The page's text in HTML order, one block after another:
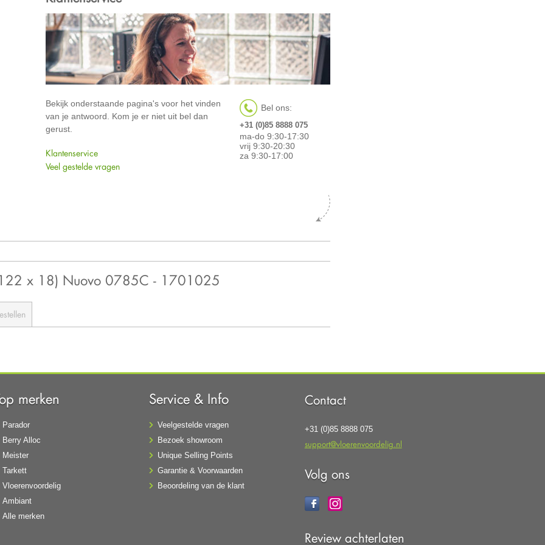
Bekijk onderstaande pagina's voor het vinden
van je antwoord. Kom je er niet uit bel dan
gerust.
Klantenservice
Veel gestelde vragen
Bel ons:
+31 (0)85 8888 075
ma-do 9:30-17:30
vrij 9:30-20:30
za 9:30-17:00
x 18) Nuovo 0785C - 1701025
merken
Parador
Berry Alloc
Meister
Tarkett
Vloerenvoordelig
Ambiant
Alle merken
Service & Info
Veelgestelde vragen
Bezoek showroom
Unique Selling Points
Garantie & Voorwaarden
Beoordeling van de klant
Contact
+31 (0)85 8888 075
support@vloerenvoordelig.nl
Volg ons
Review achterlaten